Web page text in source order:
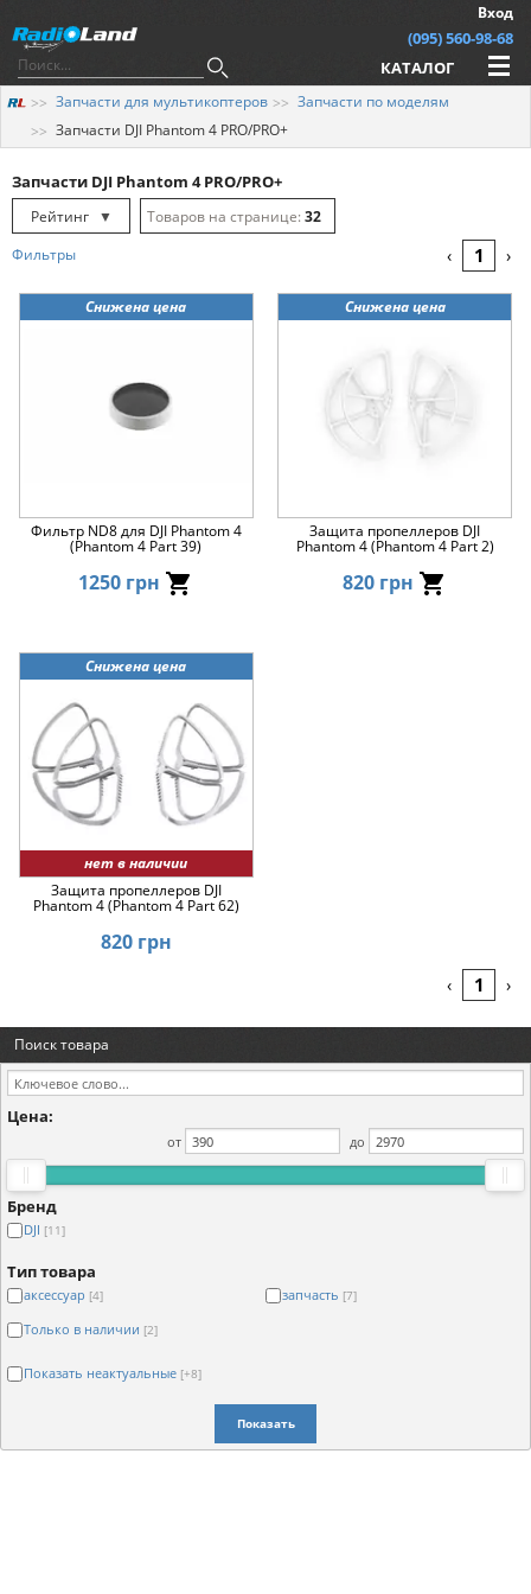
Вход
(095) 560-98-68
КАТАЛОГ
Запчасти для мультикоптеров
Запчасти по моделям
Запчасти DJI Phantom 4 PRO/PRO+
Запчасти DJI Phantom 4 PRO/PRO+
Рейтинг
▼
Рейтинг
Дата ▼
32
Фильтры ‹ 1 ›
Снижена цена
Фильтр ND8 для DJI Phantom 4
(Phantom 4 Part 39)
1250 грн
Снижена цена
Защита пропеллеров DJI
Phantom 4 (Phantom 4 Part 2)
820 грн
Снижена цена
нет в наличии
Защита пропеллеров DJI
Phantom 4 (Phantom 4 Part 62)
820 грн
‹ 1 ›
Поиск товара
Цена:
от до
Бренд
DJI [11]
Тип товара
аксессуар [4] запчасть [7]
Только в наличии [2]
Показать неактуальные [+8]
Показать